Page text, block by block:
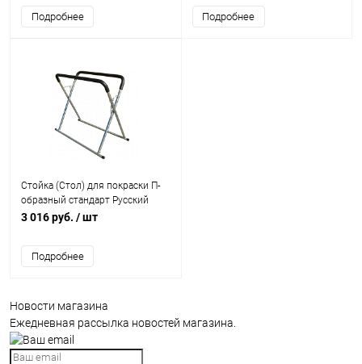
Подробнее Подробнее
Стойка (Стол) для покраски П-
образный стандарт Русский
Мастер
3 016 руб. / шт
Подробнее
Новости магазина
Ежедневная рассылка новостей магазина.